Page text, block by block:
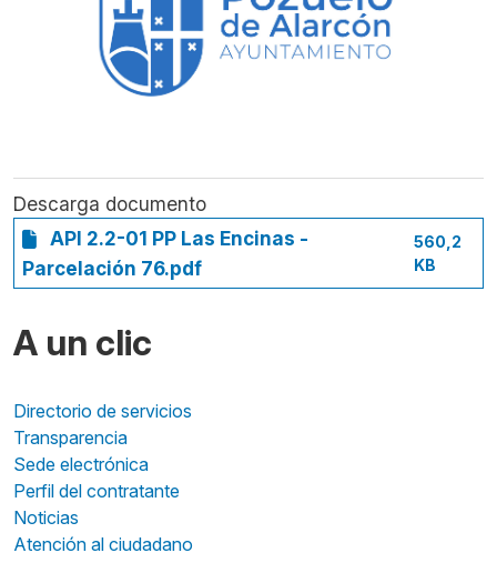
Descarga documento
API 2.2-01 PP Las Encinas -
Parcelación 76.pdf
560,2
KB
A un clic
Directorio de servicios
Transparencia
Sede electrónica
Perfil del contratante
Noticias
Atención al ciudadano